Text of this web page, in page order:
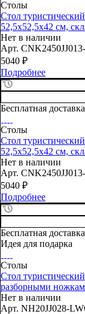
Столы
Стол
52,5х52,5х42 см,
Нет в наличии
Арт.
5040 ₽
Подробнее
Бесплатная
Столы
Стол
52,5х52,5х42 см,
Нет в наличии
Арт.
5040 ₽
Подробнее
Бесплатная
Идея для подарка
Столы
Стол
разборными
Нет в наличии
Арт. NH20JJ028-